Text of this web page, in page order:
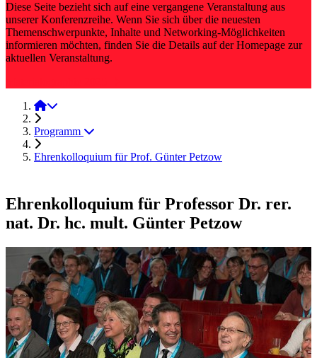
Diese Seite bezieht sich auf eine vergangene Veranstaltung aus
unserer Konferenzreihe. Wenn Sie sich über die neuesten
Themenschwerpunkte, Inhalte und Networking-Möglichkeiten
informieren möchten, finden Sie die Details auf der Homepage zur
aktuellen Veranstaltung.
Materialographie 2024
Programm
Ehrenkolloquium für Prof. Günter Petzow
Ehrenkolloquium für Professor Dr. rer.
nat. Dr. hc. mult. Günter Petzow